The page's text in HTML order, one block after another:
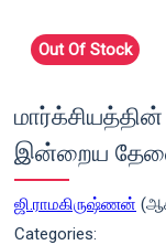
Out Of Stock
மார்க்சியத்தின்
இன்றைய
ஜி.ராமகிருஷ்ணன்
Categories: